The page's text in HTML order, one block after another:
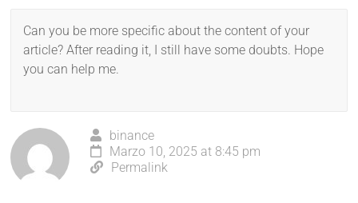
Can you be more specific about the content of your
article? After reading it, I still have some doubts. Hope
you can help me.
binance
Marzo 10, 2025 at 8:45 pm
Permalink